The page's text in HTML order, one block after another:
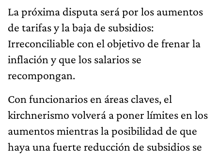
La próxima disputa será por los aumentos
de tarifas y la baja de subsidios:
Irreconciliable con el objetivo de frenar la
inflación y que los salarios se
recompongan.
Con funcionarios en áreas claves, el
kirchnerismo volverá a poner límites en los
aumentos mientras la posibilidad de que
haya una fuerte reducción de subsidios se